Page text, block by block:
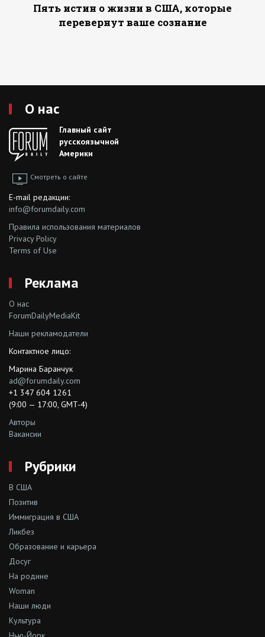
Пять истин о жизни в США, которые
перевернут ваше сознание
О нас
Главный сайт
русскоязычной
Америки
Смотреть о сайте
E-mail редакции:
info@forumdaily.com
Правила использования материалов
Privacy Policy
Terms of Use
Реклама
О нас
ForumDailyMediaKit
Наши рекламодатели
Контактное лицо:
Марина Баранчук
ad@forumdaily.com
+1 347 604 1261
(9:00 — 17:00, GMT-4)
Авторы
Вакансии
Рубрики
В США
Позитив
Иммиграция в США
Ликбез
Образование и карьера
Досуг
На родине
Woman
Наши люди
Культура